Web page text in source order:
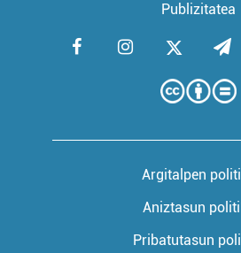
Publizitatea
Argitalpen
Aniztasun
Pribatutasun